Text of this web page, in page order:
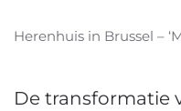
Herenhuis in Brussel –
De transformatie